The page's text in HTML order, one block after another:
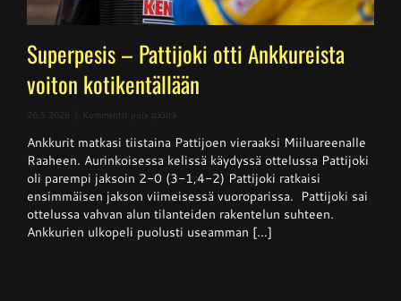
Superpesis – Pattijoki otti Ankkureista
voiton kotikentällään
26.5.2026 Kommentit pois päältä
–
Pattijoki
otti
Ankkureista
voiton
kotikentällään
Ankkurit matkasi tiistaina Pattijoen vieraaksi Miiluareenalle
Raaheen. Aurinkoisessa kelissä käydyssä ottelussa Pattijoki
oli parempi jaksoin 2-0 (3-1,4-2) Pattijoki ratkaisi
ensimmäisen jakson viimeisessä vuoroparissa. Pattijoki sai
ottelussa vahvan alun tilanteiden rakentelun suhteen.
Ankkurien ulkopeli puolusti useamman [...]